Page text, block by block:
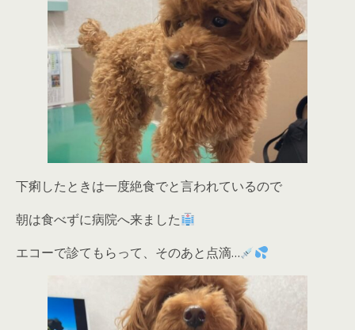
下痢したときは一度絶食でと言われているので
朝は食べずに病院へ来ました
エコーで診てもらって、そのあと点滴…